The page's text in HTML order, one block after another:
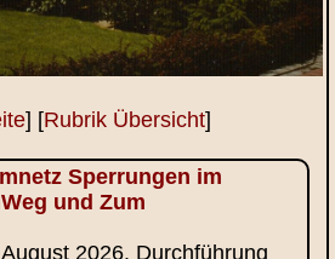
] [Rubrik Übersicht]
Sperrungen im
und Zum
2026. Durchführung